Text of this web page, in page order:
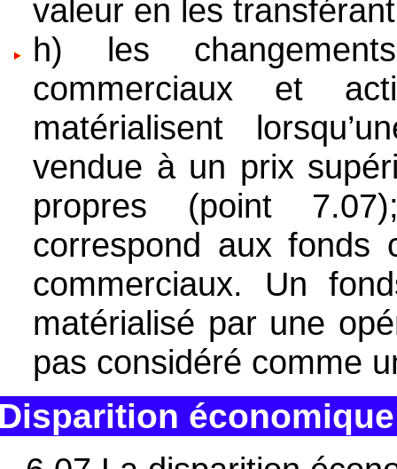
valeur en les
h) les
commerciaux et
matérialisent
vendue à un prix
propres (point
correspond aux fonds
commerciaux. Un
matérialisé par une
pas considéré comme